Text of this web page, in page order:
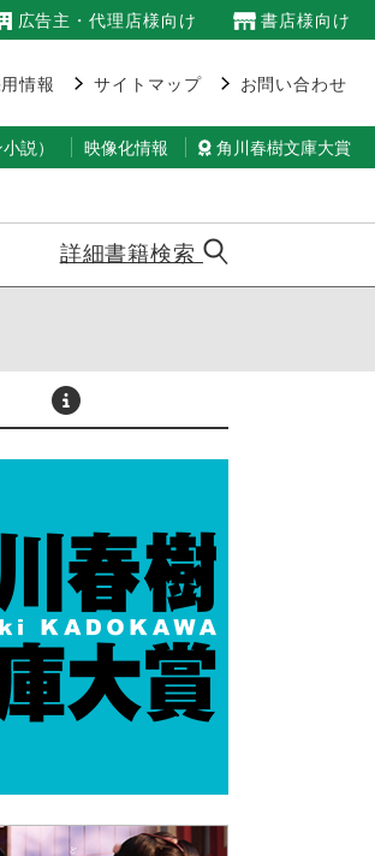
広告主・代理店様向け 書店様向け
情報 サイトマップ お問い合わせ
説） 映像化情報 角川春樹文庫大賞
詳細書籍検索